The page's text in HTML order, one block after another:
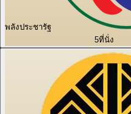
พลังประชารัฐ
5ที่นั่ง